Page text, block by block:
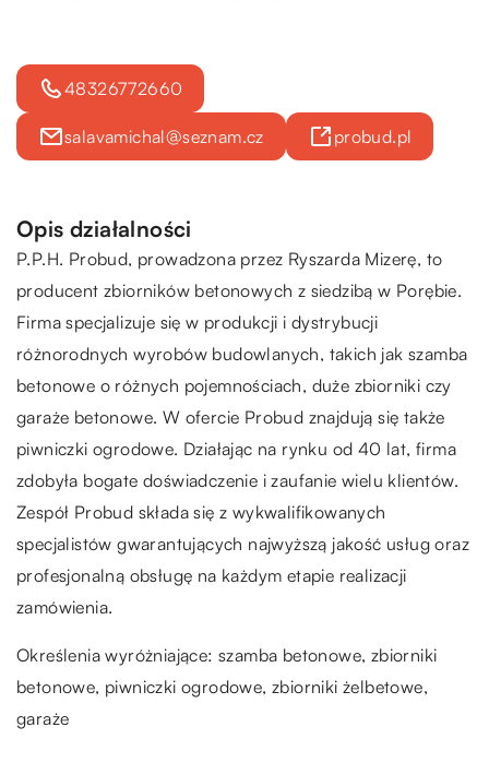
48326772660
salavamichal@seznam.cz probud.pl
Opis działalności
P.P.H. Probud, prowadzona przez Ryszarda Mizerę, to
producent zbiorników betonowych z siedzibą w Porębie.
Firma specjalizuje się w produkcji i dystrybucji
różnorodnych wyrobów budowlanych, takich jak szamba
betonowe o różnych pojemnościach, duże zbiorniki czy
garaże betonowe. W ofercie Probud znajdują się także
piwniczki ogrodowe. Działając na rynku od 40 lat, firma
zdobyła bogate doświadczenie i zaufanie wielu klientów.
Zespół Probud składa się z wykwalifikowanych
specjalistów gwarantujących najwyższą jakość usług oraz
profesjonalną obsługę na każdym etapie realizacji
zamówienia.
Określenia wyróżniające: szamba betonowe, zbiorniki
betonowe, piwniczki ogrodowe, zbiorniki żelbetowe,
garaże